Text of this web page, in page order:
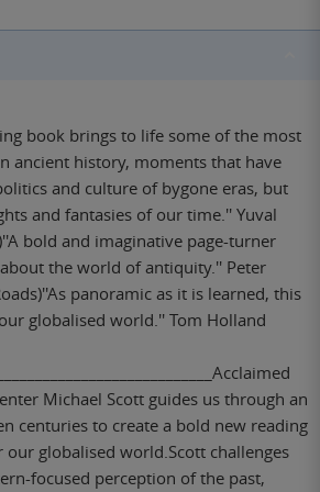
book brings to life some of the most
ancient history, moments that have
and culture of bygone eras, but
and fantasies of our time.'' Yuval
bold and imaginative page-turner
the world of antiquity.'' Peter
panoramic as it is learned, this
globalised world.'' Tom Holland
Michael Scott guides us through an
centuries to create a bold new reading
our globalised world.Scott challenges
focused perception of the past,